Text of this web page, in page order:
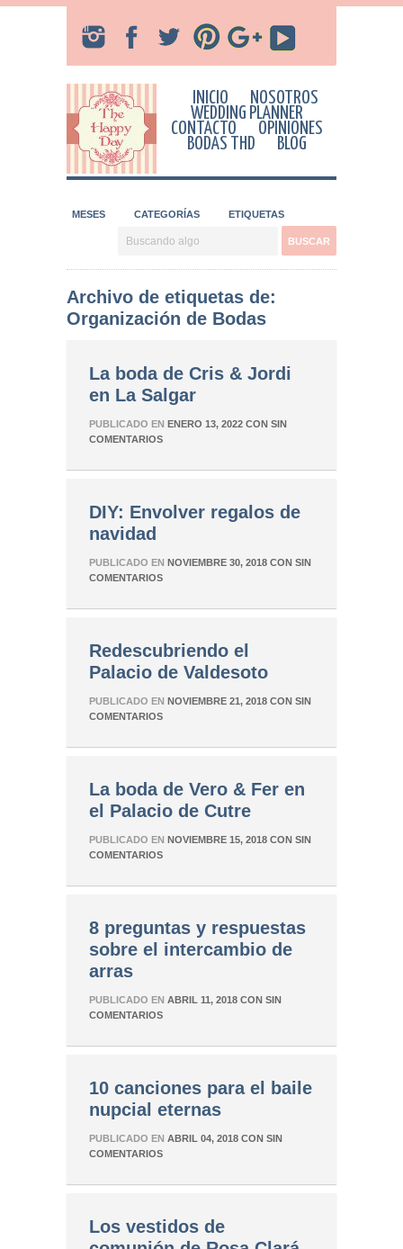
INICIO
NOSOTROS
WEDDING PLANNER
CONTACTO
OPINIONES
BODAS THD
BLOG
MESES CATEGORÍAS ETIQUETAS
Archivo de etiquetas de:
Organización de Bodas
La boda de Cris & Jordi
en La Salgar
PUBLICADO EN ENERO 13, 2022 CON SIN
COMENTARIOS
DIY: Envolver regalos de
navidad
PUBLICADO EN NOVIEMBRE 30, 2018 CON SIN
COMENTARIOS
Redescubriendo el
Palacio de Valdesoto
PUBLICADO EN NOVIEMBRE 21, 2018 CON SIN
COMENTARIOS
La boda de Vero & Fer en
el Palacio de Cutre
PUBLICADO EN NOVIEMBRE 15, 2018 CON SIN
COMENTARIOS
8 preguntas y respuestas
sobre el intercambio de
arras
PUBLICADO EN ABRIL 11, 2018 CON SIN
COMENTARIOS
10 canciones para el baile
nupcial eternas
PUBLICADO EN ABRIL 04, 2018 CON SIN
COMENTARIOS
Los vestidos de